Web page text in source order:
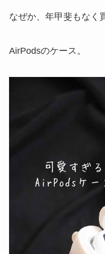
なぜか、年甲斐もなく
AirPodsのケース。